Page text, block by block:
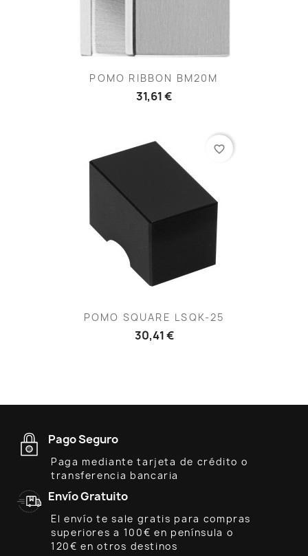
POMO RIBBON BM20M
31,61 €
POMO SQUARE LSQK-25
30,41 €
favorite_border
Pago Seguro
Paga mediante tarjeta de crédito o
transferencia bancaria
Envío Gratuito
El envío te sale gratis para compras
superiores a 100€ en península o
120€ en otros destinos